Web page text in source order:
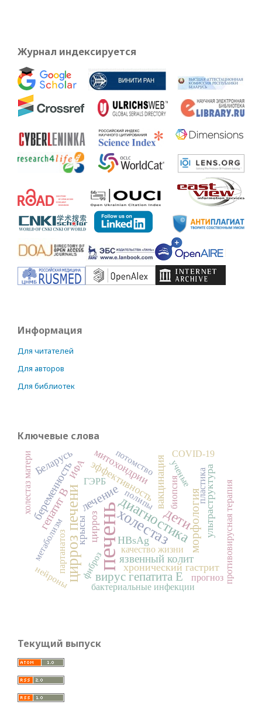
Журнал индексируется
Информация
Для читателей
Для авторов
Для библиотек
Ключевые слова
печень
цирроз печени холестаз
диагностика
детиморфология
лечение
вирус гепатита Е
гепатит В вакцинация
беременность
язвенный колит
цирроз
эффективность
крысы HBsAg
митохондрии
хронический гастрит
Беларусь
ультраструктурапротивовирусная терапия
COVID-19
потомство
бактериальные инфекции
биопсия
качество жизни
метаболизм
ученые
холестаз матери
нейроны
полипы
ГЭРБ
ИФА
партанатоз
пластика
фиброз прогноз
Текущий выпуск